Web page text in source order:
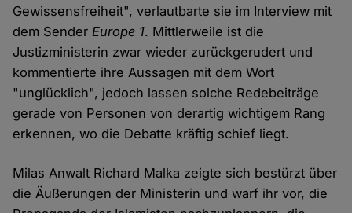
Gewissensfreiheit", verlautbarte sie im Interview mit
dem SenderEurope 1. Mittlerweile ist die
Justizministerin zwar wieder zurückgerudert und
kommentierte ihre Aussagen mit dem Wort
"unglücklich", jedoch lassen solche Redebeiträge
gerade von Personen von derartig wichtigem Rang
erkennen, wo die Debatte kräftig schief liegt.
Milas Anwalt Richard Malka zeigte sich bestürzt über
die Äußerungen der Ministerin und warf ihr vor, die